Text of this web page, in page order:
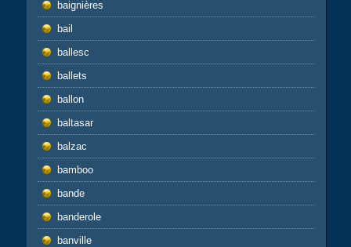
baignières
bail
ballesc
ballets
ballon
baltasar
balzac
bamboo
bande
banderole
banville